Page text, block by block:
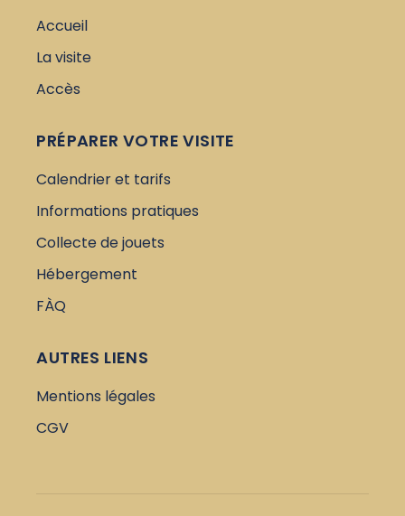
Accueil
La visite
Accès
PRÉPARER VOTRE VISITE
Calendrier et tarifs
Informations pratiques
Collecte de jouets
Hébergement
FÀQ
AUTRES LIENS
Mentions légales
CGV